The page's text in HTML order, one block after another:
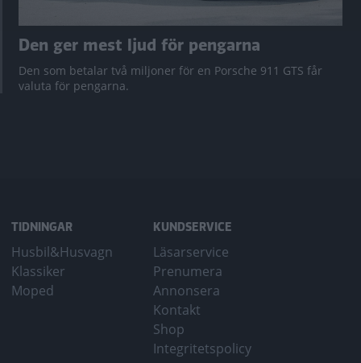
Den ger mest ljud för pengarna
Den som betalar två miljoner för en Porsche 911 GTS får
valuta för pengarna.
TIDNINGAR
Husbil&Husvagn
Klassiker
Moped
KUNDSERVICE
Läsarservice
Prenumera
Annonsera
Kontakt
Shop
Integritetspolicy